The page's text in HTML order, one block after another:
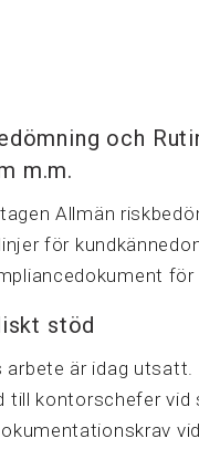
och
m.m.
Allmän
för
för
stöd
arbete är idag
till kontorschefer vid